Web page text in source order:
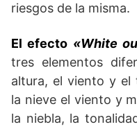
riesgos de la misma.
El efecto «White
tres elementos
altura, el viento y el
la nieve el viento y
la niebla, la